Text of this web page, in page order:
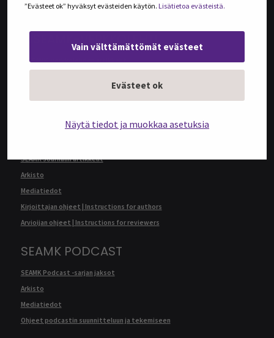
”Evästeet ok” hyväksyt evästeiden käytön. Lisätietoa evästeistä.
Vain välttämättömät evästeet
Evästeet ok
Näytä tiedot ja muokkaa asetuksia
@SEAMK-verkkolehden artikkelit
SEAMK Journalin artikkelit
Arkisto
Mediatiedot
Kirjoittajan ohjeet | Instructions for authors
Arvioijan ohjeet | Instructions for reviewers
SEAMK PODCAST
SEAMK Podcast -sarjan jaksot
Arkisto
Mediatiedot
Ohjeet podcastin suunnitteluun ja tekemiseen